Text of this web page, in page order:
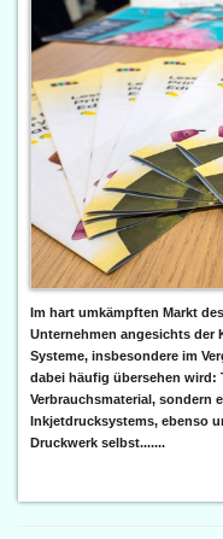
Im hart umkämpften Markt
Unternehmen angesichts der
Systeme, insbesondere im
dabei häufig übersehen
Verbrauchsmaterial, sondern
Inkjetdrucksystems, ebenso
Druckwerk selbst.......